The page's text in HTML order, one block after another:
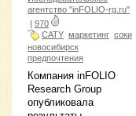
агентство "inFOLIO-rg.ru"
970
CATY маркетинг соки
новосибирск
предпочтения
Компания inFOLIO
Research Group
опубликовала